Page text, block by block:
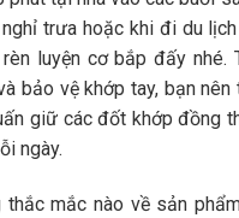
trưa hoặc khi đi du
luyện cơ bắp đấy nhé.
bảo vệ khớp tay, bạn nên
giữ các đốt khớp đồng
ngày.
thắc mắc nào về sản